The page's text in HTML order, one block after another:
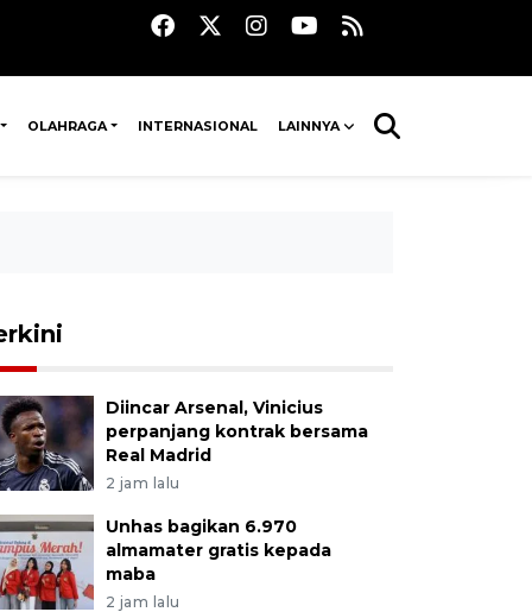
OLAHRAGA INTERNASIONAL LAINNYA
Diincar Arsenal, Vinicius
perpanjang kontrak bersama
Real Madrid
2 jam lalu
Unhas bagikan 6.970
almamater gratis kepada
maba
2 jam lalu